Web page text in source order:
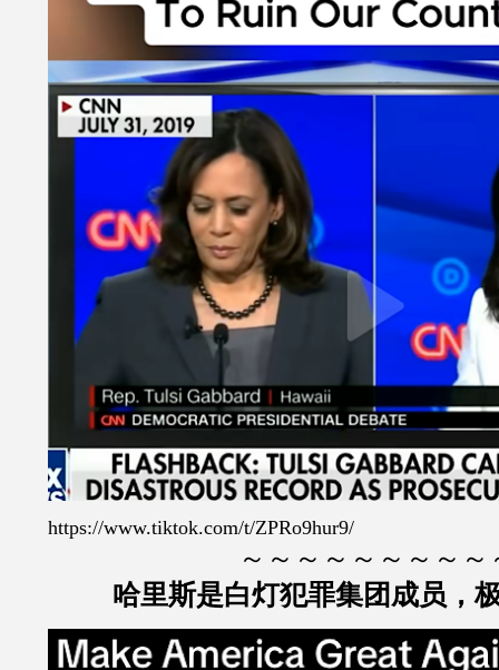
https://www.tiktok.com/t/ZPRo9hur9/
～～～～～～～～～
哈里斯是白灯犯罪集团成员，